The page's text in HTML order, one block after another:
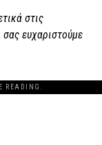
στις
ευχαριστούμε
READING.